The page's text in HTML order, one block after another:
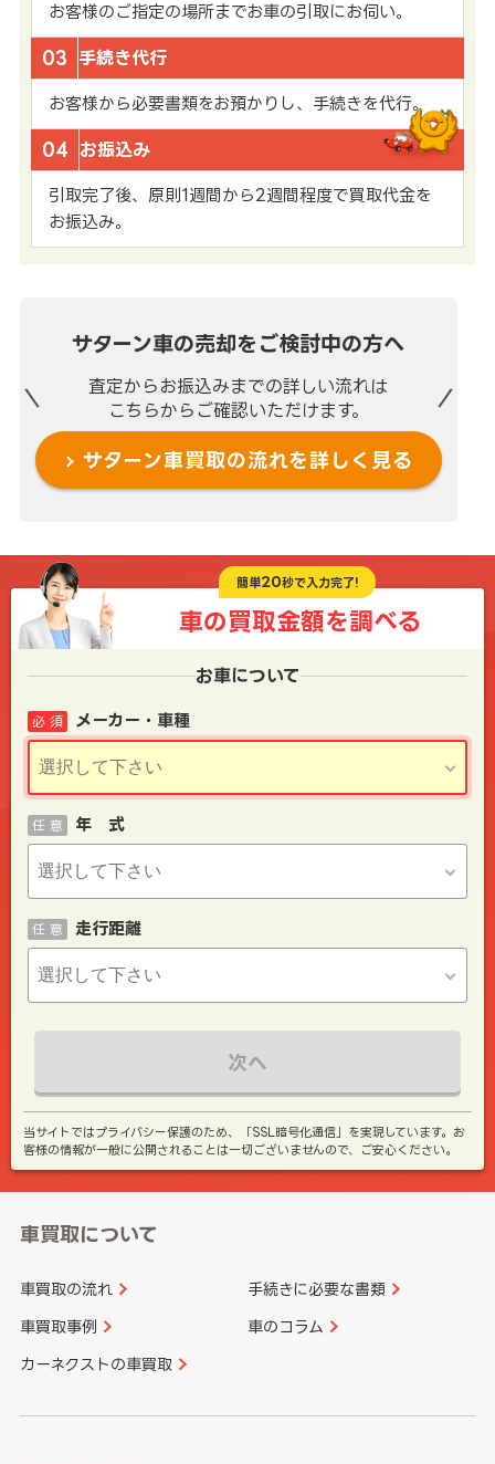
お客様のご指定の場所までお車の引取にお伺い。
03 手続き代行
お客様から必要書類をお預かりし、手続きを代行。
04 お振込み
引取完了後、原則1週間から2週間程度で買取代金を
お振込み。
サターン車の売却を ご検討中の方へ
査定からお振込みまでの詳しい流れは
こちらからご確認いただけます。
サターン車買取の流れを詳しく見る
簡単20秒で入力完了!
車の買取金額を調べる
お車について
メーカー・車種
必 須
年 式
任 意
走行距離
任 意
次へ
当サイトではプライバシー保護のため、「SSL暗号化通信」を実現しています。お
客様の情報が一般に公開されることは一切ございませんので、ご安心ください。
車買取について
車買取の流れ 手続きに必要な書類
車買取事例 車のコラム
カーネクストの車買取